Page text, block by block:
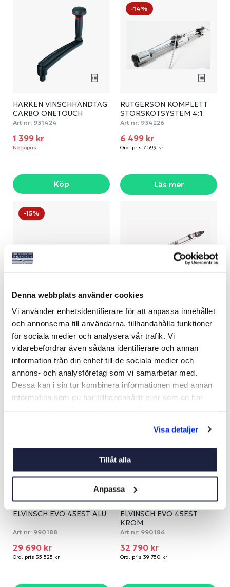
Denna webbplats använder cookies
Vi använder enhetsidentifierare för att anpassa innehållet
och annonserna till användarna, tillhandahålla funktioner
för sociala medier och analysera vår trafik. Vi
vidarebefordrar även sådana identifierare och annan
information från din enhet till de sociala medier och
annons- och analysföretag som vi samarbetar med.
Dessa kan i sin tur kombinera informationen med annan
information som du har tillhandahållit eller som de har
Visa detaljer
Tillåt alla
Anpassa
HARKEN VINSCHHANDTAG
CARBO ONETOUCH
Art nr: 931424
1 399 kr
Nettopris
Köp
-14%
RUTGERSON KOMPLETT
STORSKOTSYSTEM 4:1
Art nr: 934226
6 499 kr
Ord. pris 7 599 kr
Läs mer
-15%
SELDÉN RODKICK 10
Art nr: V15602
Från 4 115 kr
Ord. pris 4 849 kr
Se varianter
SELDÉN RODKICK 20
Art nr: V15606
Från 6 542 kr
Se varianter
ELVINSCH EVO 45EST ALU
Art nr: 990188
29 690 kr
Ord. pris 35 525 kr
ELVINSCH EVO 45EST
KROM
Art nr: 990186
32 790 kr
Ord. pris 39 750 kr